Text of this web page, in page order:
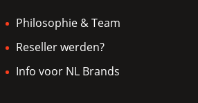
Philosophie & Team
Reseller werden?
Info voor NL Brands